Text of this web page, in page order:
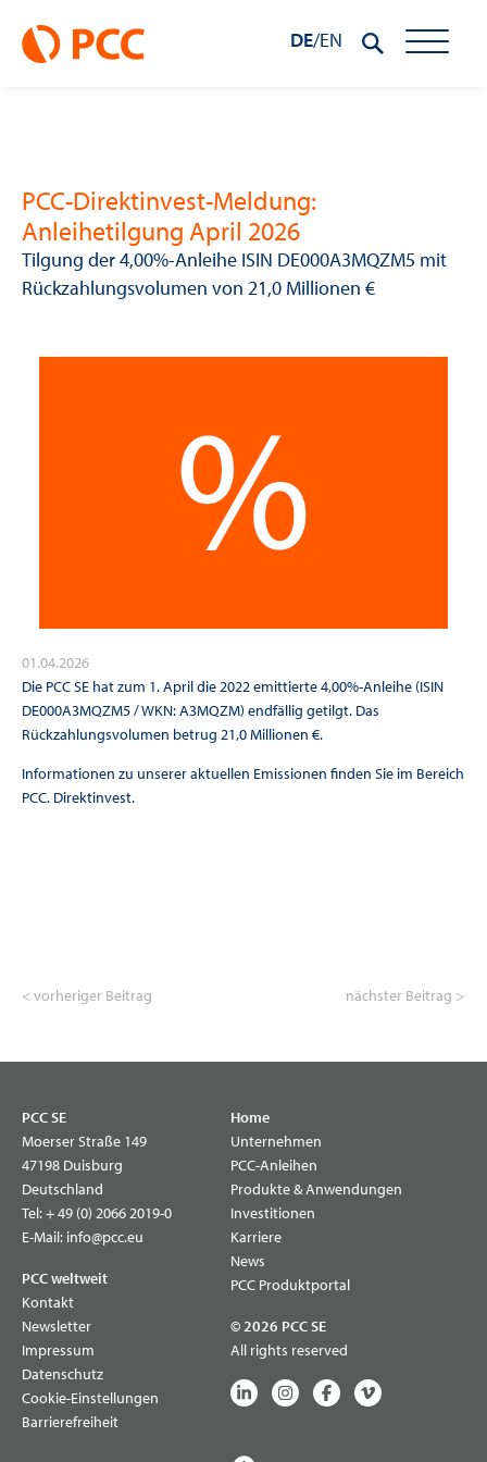
DE/EN
PCC-Direktinvest-Meldung:
Anleihetilgung April 2026
Tilgung der 4,00%-Anleihe ISIN DE000A3MQZM5 mit
Rückzahlungsvolumen von 21,0 Millionen €
01.04.2026
Die PCC SE hat zum 1. April die 2022 emittierte 4,00%-Anleihe (ISIN
DE000A3MQZM5 / WKN: A3MQZM) endfällig getilgt. Das
Rückzahlungsvolumen betrug 21,0 Millionen €.
Informationen zu unserer aktuellen Emissionen finden Sie im Bereich
PCC. Direktinvest.
< vorheriger Beitrag nächster Beitrag >
PCC SE
Moerser Straße 149
47198 Duisburg
Deutschland
Tel:+ 49 (0) 2066 2019-0
E-Mail: info@pcc.eu
PCC weltweit
Kontakt
Newsletter
Impressum
Datenschutz
Cookie-Einstellungen
Barrierefreiheit
Home
Unternehmen
PCC-Anleihen
Produkte & Anwendungen
Investitionen
Karriere
News
PCC Produktportal
© 2026 PCC SE
All rights reserved